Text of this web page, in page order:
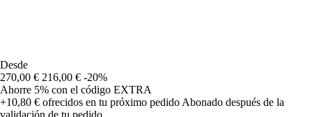
Desde
270,00 € 216,00 € -20%
Ahorre 5% con el código EXTRA
+10,80 € ofrecidos en tu próximo pedido Abonado después de la